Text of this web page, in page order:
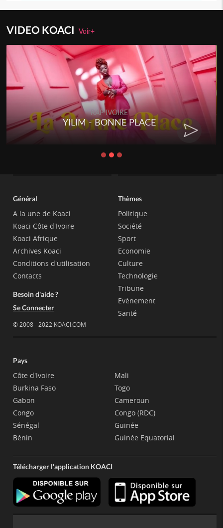
VIDEO KOACIVoir+
RAP IVOIRE
YILIM - BONNE PLACE
Général
A la une de Koaci
Koaci Côte d'Ivoire
Koaci Afrique
Archives Koaci
Conditions d'utilisation
Contacts
Besoin d'aide ?
Se Connecter
© 2008 - 2022 KOACI.COM
Thèmes
Politique
Société
Sport
Economie
Culture
Technologie
Tribune
Evènement
Santé
Pays
Côte d'Ivoire
Burkina Faso
Gabon
Congo
Sénégal
Bénin
Mali
Togo
Cameroun
Congo (RDC)
Guinée
Guinée Equatorial
Télécharger l'application KOACI